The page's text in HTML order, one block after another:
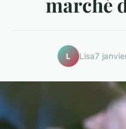
L Lisa7